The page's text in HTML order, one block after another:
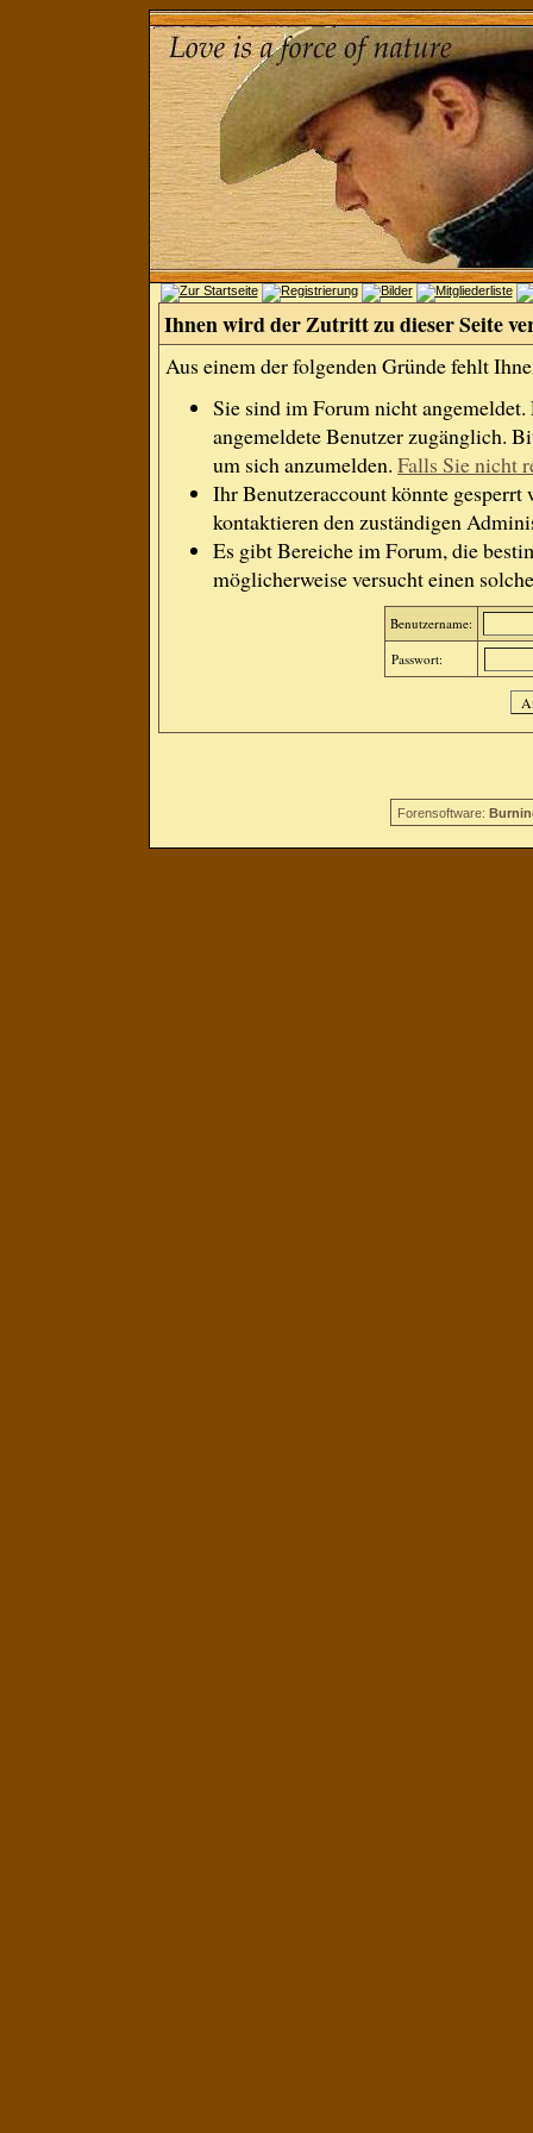
Ihnen wird der Zutritt zu dieser Seite
Aus einem der folgenden Gründe fehlt
Sie sind im Forum nicht
angemeldete Benutzer zugänglich.
um sich anzumelden. Falls Sie nicht
Ihr Benutzeraccount könnte gesperrt
kontaktieren den zuständigen
Es gibt Bereiche im Forum, die
möglicherweise versucht einen
Benutzername:
Passwort:
Forensoftware: